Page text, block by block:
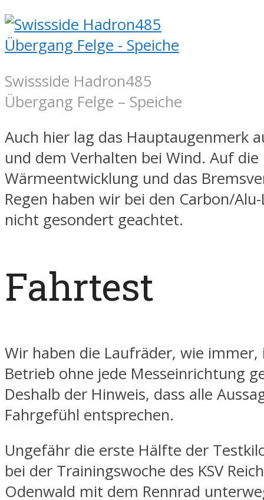
Swissside Hadron485
Übergang Felge – Speiche
Auch hier lag das Hauptaugenmerk
und dem Verhalten bei Wind. Auf die
Wärmeentwicklung und das
Regen haben wir bei den Carbon/
nicht gesondert geachtet.
Fahrtest
Wir haben die Laufräder, wie
Betrieb ohne jede Messeinrichtung
Deshalb der Hinweis, dass alle
Fahrgefühl entsprechen.
Ungefähr die erste Hälfte der
bei der Trainingswoche des KSV
Odenwald mit dem Rennrad